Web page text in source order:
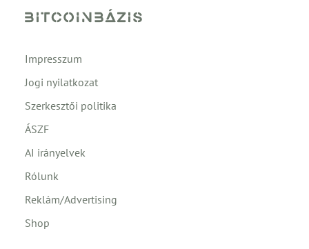
Impresszum
Jogi nyilatkozat
Szerkesztői politika
ÁSZF
AI irányelvek
Rólunk
Reklám/Advertising
Shop